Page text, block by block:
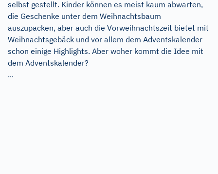
selbst gestellt. Kinder können es meist kaum abwarten,
die Geschenke unter dem Weihnachtsbaum
auszupacken, aber auch die Vorweihnachtszeit bietet mit
Weihnachtsgebäck und vor allem dem Adventskalender
schon einige Highlights. Aber woher kommt die Idee mit
dem Adventskalender?
...